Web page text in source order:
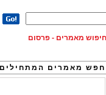
לחיפוש מאמרים - פרסום
חפש מאמרים